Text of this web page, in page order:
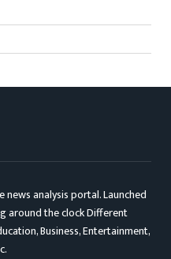
news analysis portal. Launched
around the clock Different
Business, Entertainment,